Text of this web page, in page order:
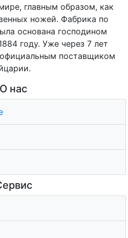
главным образом, как
ножей. Фабрика по
основана господином
году. Уже через 7 лет
поставщиком
О нас